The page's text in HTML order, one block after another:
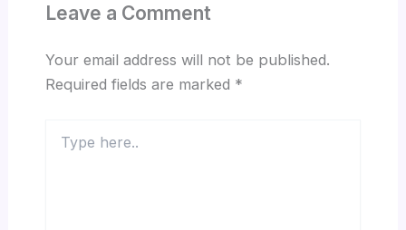
Leave a Comment
Your email address will not be published.
Required fields are marked *
here..